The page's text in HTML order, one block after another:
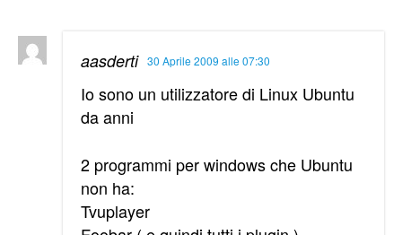
aasderti 30 Aprile 2009 alle 07:30
Io sono un utilizzatore di Linux Ubuntu
da anni
2 programmi per windows che Ubuntu
non ha:
Tvuplayer